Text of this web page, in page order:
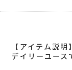
【アイテム説明】
デイリーユース